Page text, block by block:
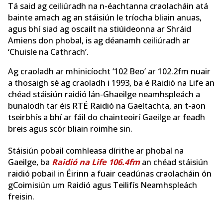
Tá said ag ceiliúradh na n-éachtanna craolacháin atá
bainte amach ag an stáisiún le tríocha bliain anuas,
agus bhí siad ag oscailt na stiúideonna ar Shráid
Amiens don phobal, is ag déanamh ceiliúradh ar
‘Chuisle na Cathrach’.
Ag craoladh ar mhinicíocht ‘102 Beo’ ar 102.2fm nuair
a thosaigh sé ag craoladh i 1993, ba é Raidió na Life an
chéad stáisiún raidió lán-Ghaeilge neamhspleách a
bunaíodh tar éis RTÉ Raidió na Gaeltachta, an t-aon
tseirbhís a bhí ar fáil do chainteoirí Gaeilge ar feadh
breis agus scór bliain roimhe sin.
Stáisiún pobail comhleasa dírithe ar phobal na
Gaeilge, ba Raidió na Life 106.4fman chéad stáisiún
raidió pobail in Éirinn a fuair ceadúnas craolacháin ón
gCoimisiún um Raidió agus Teilifís Neamhspleách
freisin.